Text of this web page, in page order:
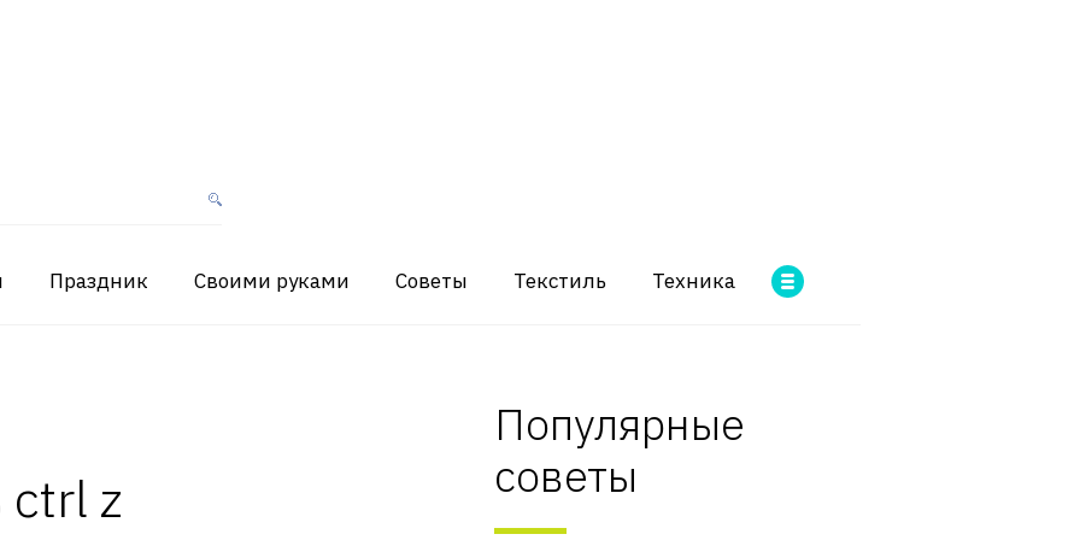
Праздник Своими руками Советы Текстиль Техника
ctrl z
Популярные
советы